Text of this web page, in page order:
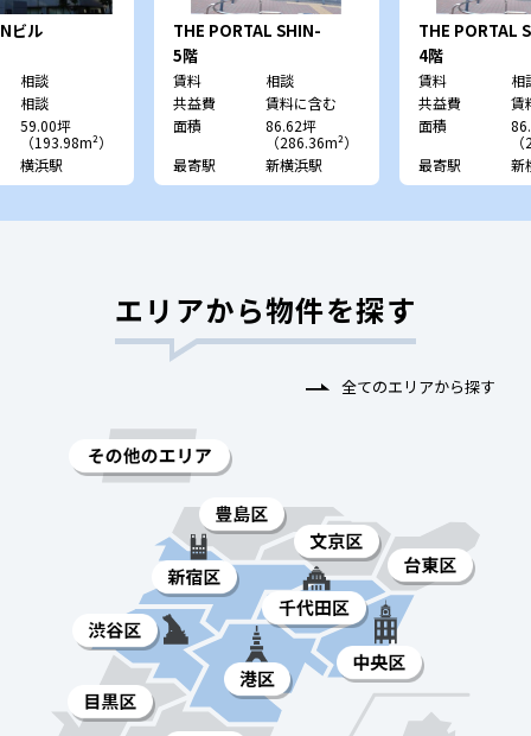
ビル
相談
相談
59.00坪
（193.98m²）
横浜駅
THE PORTAL SHIN-
YOKOHAMA
5階
賃料
相談
共益費
賃料に含む
面積
86.62坪
（286.36m²）
最寄駅
新横浜駅
THE PORTAL
YOKOHAMA
4階
賃料
相
共益費
賃
面積
最寄駅
新
エリアから物件を探す
全てのエリアから探す